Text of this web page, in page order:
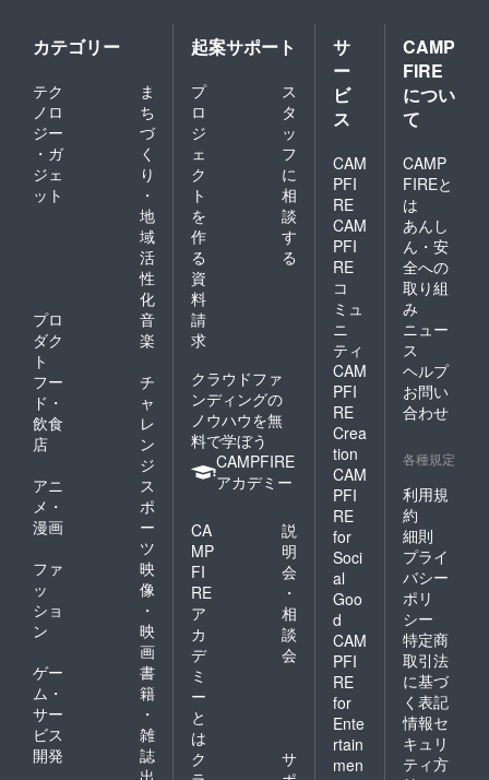
カテゴリー
テク
ノロ
ジー
・ガ
ジェ
ット
ま
ち
づ
く
り
・
地
域
活
性
化
プロ
ダク
ト
音
楽
フー
ド・
飲食
店
チ
ャ
レ
ン
ジ
アニ
メ・
漫画
ス
ポ
ー
ツ
ファ
ッ
ショ
ン
映
像
・
映
画
ゲー
ム・
サー
ビス
開発
書
籍
・
雑
誌
出
起案サポート
プ
ロ
ジ
ェ
ク
ト
を
作
る
ス
タ
ッ
フ
に
相
談
す
る
資
料
請
求
クラウドファ
ンディングの
ノウハウを無
料で学ぼう
CAMPFIRE
アカデミー
CA
MP
FI
RE
ア
カ
デ
ミ
ー
と
は
説
明
会
・
相
談
会
ク
サ
サ
ー
ビ
ス
CAM
PFI
RE
CAM
PFI
RE
コ
ミュ
ニ
ティ
CAM
PFI
RE
Crea
tion
CAM
PFI
RE
for
Soci
al
Goo
d
CAM
PFI
RE
for
Ente
rtain
men
CAMP
FIRE
につい
て
CAMP
FIREと
は
あんし
ん・安
全への
取り組
み
ニュー
ス
ヘルプ
お問い
合わせ
各種規定
利用規
約
細則
プライ
バシー
ポリ
シー
特定商
取引法
に基づ
く表記
情報セ
キュリ
ティ方